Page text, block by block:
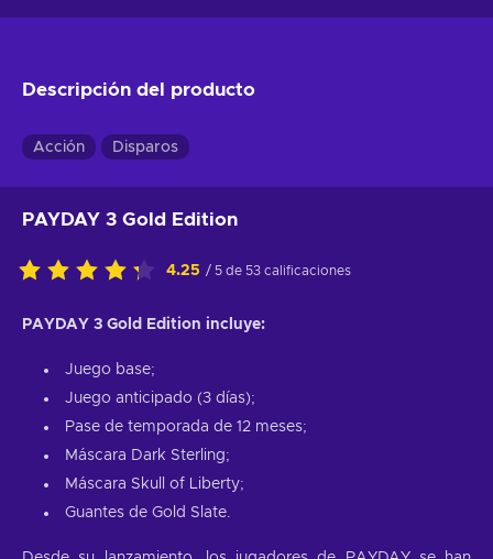
Descripción del producto
Acción Disparos
PAYDAY 3 Gold Edition
4.25 / 5 de 53 calificaciones
PAYDAY 3 Gold Edition incluye:
Juego base;
Juego anticipado (3 días);
Pase de temporada de 12 meses;
Máscara Dark Sterling;
Máscara Skull of Liberty;
Guantes de Gold Slate.